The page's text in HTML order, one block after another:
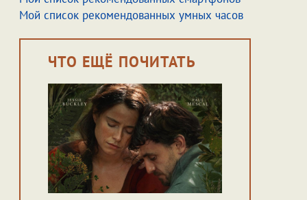
Мой список рекомендованных умных часов
ЧТО ЕЩЁ ПОЧИТАТЬ